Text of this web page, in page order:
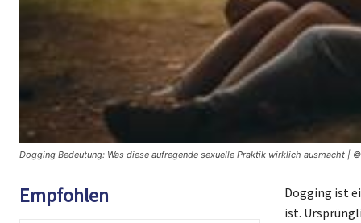
Dogging Bedeutung: Was diese aufregende sexuelle Praktik wirklich ausmacht |
Empfohlen
Dogging ist
ist.